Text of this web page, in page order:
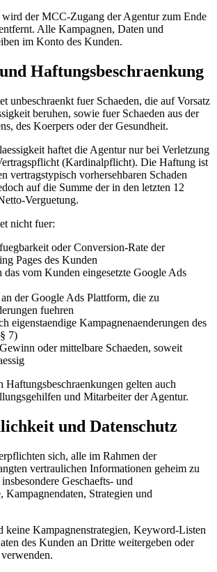
der MCC-Zugang der Agentur zum Ende
Alle Kampagnen, Daten und
im Konto des Kunden.
Haftungsbeschraenkung
unbeschraenkt fuer Schaeden, die auf Vorsatz
beruhen, sowie fuer Schaeden aus der
des Koerpers oder der Gesundheit.
haftet die Agentur nur bei Verletzung
(Kardinalpflicht). Die Haftung ist
vertragstypisch vorhersehbaren Schaden
auf die Summe der in den letzten 12
Verguetung.
nicht fuer:
oder Conversion-Rate der
Pages des Kunden
das vom Kunden eingesetzte Google Ads
der Google Ads Plattform, die zu
fuehren
eigenstaendige Kampagnenaenderungen des
7)
oder mittelbare Schaeden, soweit
Haftungsbeschraenkungen gelten auch
und Mitarbeiter der Agentur.
und Datenschutz
sich, alle im Rahmen der
vertraulichen Informationen geheim zu
Geschaefts- und
Kampagnendaten, Strategien und
Kampagnenstrategien, Keyword-Listen
des Kunden an Dritte weitergeben oder